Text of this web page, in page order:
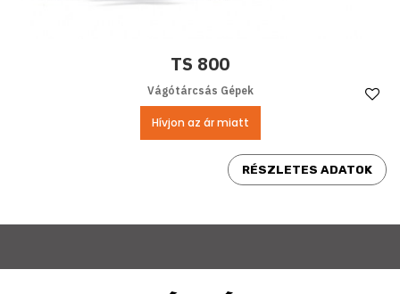
TS 800
Vágótárcsás Gépek
Hívjon az ár miatt
RÉSZLETES ADATOK